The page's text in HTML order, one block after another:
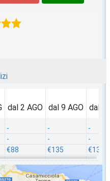
dal 2 AGO
-
-
€88
dal 9 AGO
-
-
€135
dal
-
-
€132